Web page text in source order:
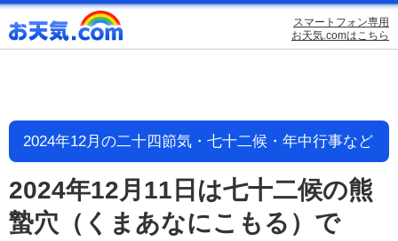
スマートフォン専用
お天気.comはこちら
2024年12月の二十四節気・七十二候・年中行事など
2024年12月11日は七十二候の熊
蟄穴（くまあなにこもる）で